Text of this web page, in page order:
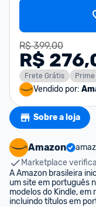
R$ 399,00
R$
Frete Grátis Prime
Vendido por:
Sobre a loja
Amazon
Marketplace
A Amazon brasileira
um site em português
modelos do Kindle, em
incluindo títulos em